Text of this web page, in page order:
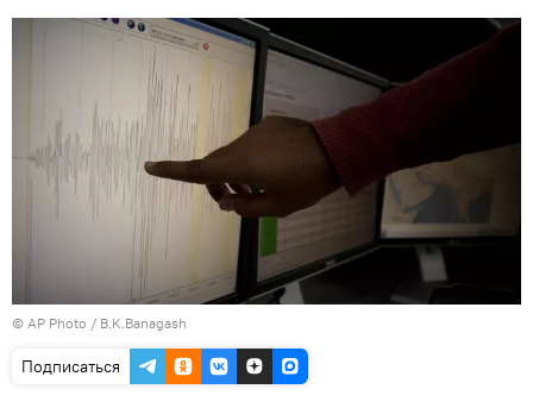
© AP Photo / B.K.Banagash
Подписаться